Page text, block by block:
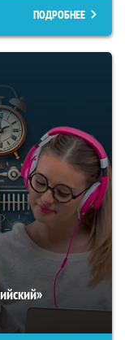
ПОДРОБНЕЕ